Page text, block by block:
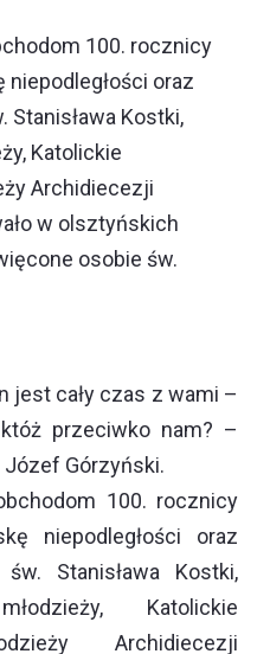
100. rocznicy
oraz
Stanisława Kostki,
Katolickie
Archidiecezji
w olsztyńskich
osobie św.
jest cały czas z wami –
przeciwko nam? –
Józef Górzyński.
100. rocznicy
niepodległości oraz
Stanisława Kostki,
Katolickie
Archidiecezji